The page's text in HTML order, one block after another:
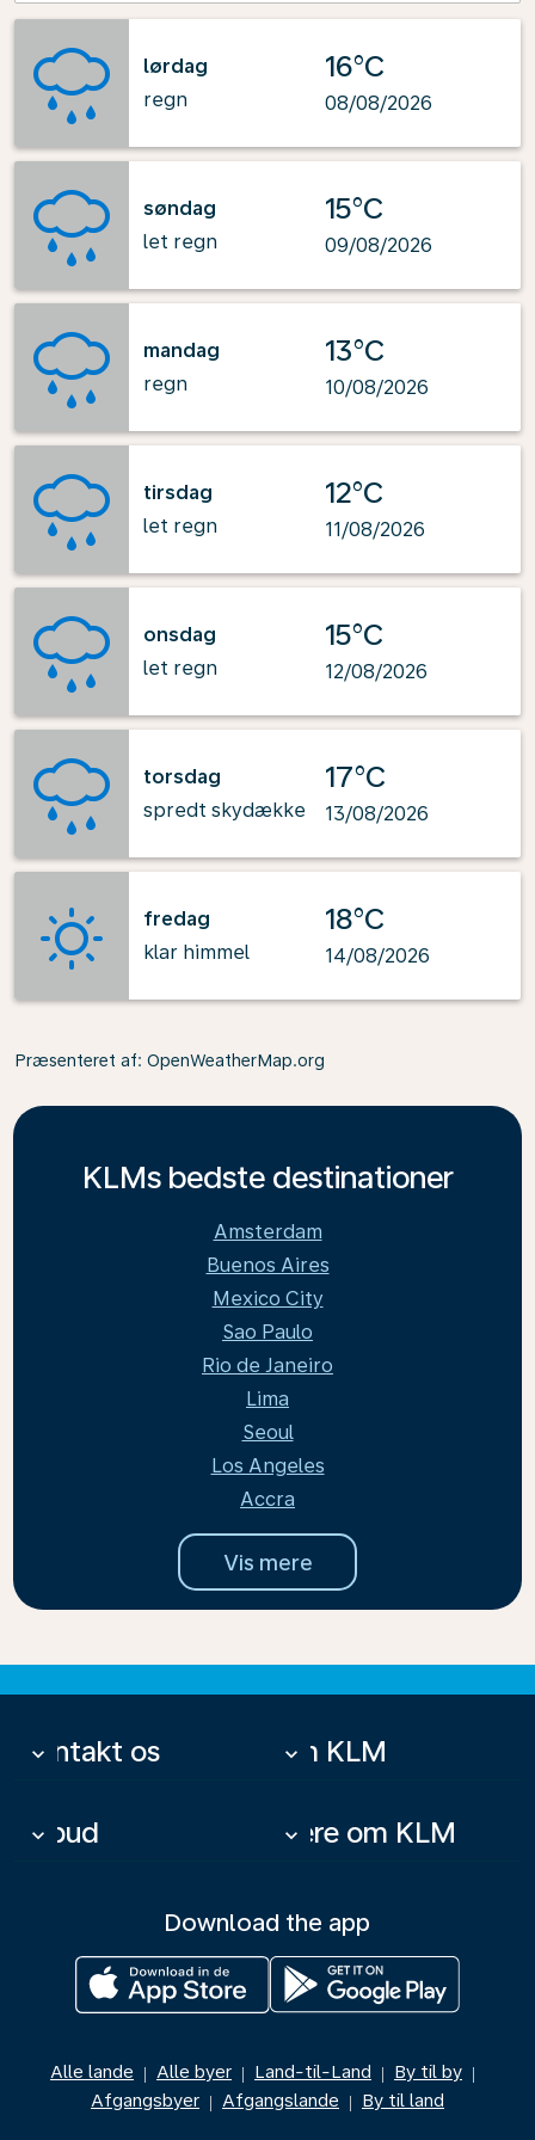
lørdag
regn
16°C
08/08/2026
søndag
let regn
15°C
09/08/2026
mandag
regn
13°C
10/08/2026
tirsdag
let regn
12°C
11/08/2026
onsdag
let regn
15°C
12/08/2026
torsdag
spredt skydække
17°C
13/08/2026
fredag
klar himmel
18°C
14/08/2026
Præsenteret af: OpenWeatherMap.org
KLMs bedste destinationer
Amsterdam
Buenos Aires
Mexico City
Sao Paulo
Rio de Janeiro
Lima
Seoul
Los Angeles
Accra
Vis mere
Kontakt os
keyboard_arrow_down Om KLM
keyboard_arrow_down
Tilbud
keyboard_arrow_down Mere om KLM
keyboard_arrow_down
Download the app
Alle lande | Alle byer | Land-til-Land | By til by |
Afgangsbyer | Afgangslande | By til land